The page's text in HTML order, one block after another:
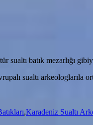
sualtı batık mezarlığı
sualtı arkeologlarıla
,Karadeniz Sualtı